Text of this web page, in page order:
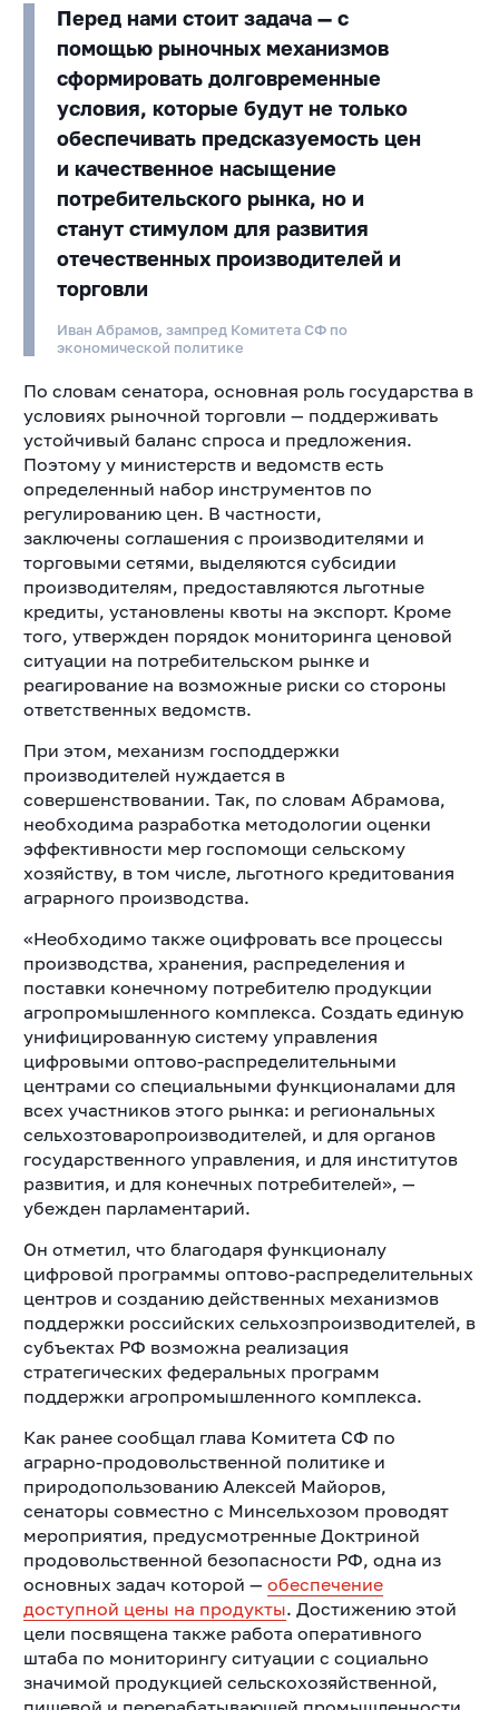
Перед нами стоит задача — с
помощью рыночных механизмов
сформировать долговременные
условия, которые будут не только
обеспечивать предсказуемость цен
и качественное насыщение
потребительского рынка, но и
станут стимулом для развития
отечественных производителей и
торговли
Иван Абрамов, зампред Комитета СФ по
экономической политике
По словам сенатора, основная роль государства в
условиях рыночной торговли — поддерживать
устойчивый баланс спроса и предложения.
Поэтому у министерств и ведомств есть
определенный набор инструментов по
регулированию цен. В частности,
заключены соглашения с производителями и
торговыми сетями, выделяются субсидии
производителям, предоставляются льготные
кредиты, установлены квоты на экспорт. Кроме
того, утвержден порядок мониторинга ценовой
ситуации на потребительском рынке и
реагирование на возможные риски со стороны
ответственных ведомств.
При этом, механизм господдержки
производителей нуждается в
совершенствовании. Так, по словам Абрамова,
необходима разработка методологии оценки
эффективности мер госпомощи сельскому
хозяйству, в том числе, льготного кредитования
аграрного производства.
«Необходимо также оцифровать все процессы
производства, хранения, распределения и
поставки конечному потребителю продукции
агропромышленного комплекса. Создать единую
унифицированную систему управления
цифровыми оптово-распределительными
центрами со специальными функционалами для
всех участников этого рынка: и региональных
сельхозтоваропроизводителей, и для органов
государственного управления, и для институтов
развития, и для конечных потребителей», —
убежден парламентарий.
Он отметил, что благодаря функционалу
цифровой программы оптово-распределительных
центров и созданию действенных механизмов
поддержки российских сельхозпроизводителей, в
субъектах РФ возможна реализация
стратегических федеральных программ
поддержки агропромышленного комплекса.
Как ранее сообщал глава Комитета СФ по
аграрно-продовольственной политике и
природопользованию Алексей Майоров,
сенаторы совместно с Минсельхозом проводят
мероприятия, предусмотренные Доктриной
продовольственной безопасности РФ, одна из
основных задач которой — обеспечение
доступной цены на продукты. Достижению этой
цели посвящена также работа оперативного
штаба по мониторингу ситуации с социально
значимой продукцией сельскохозяйственной,